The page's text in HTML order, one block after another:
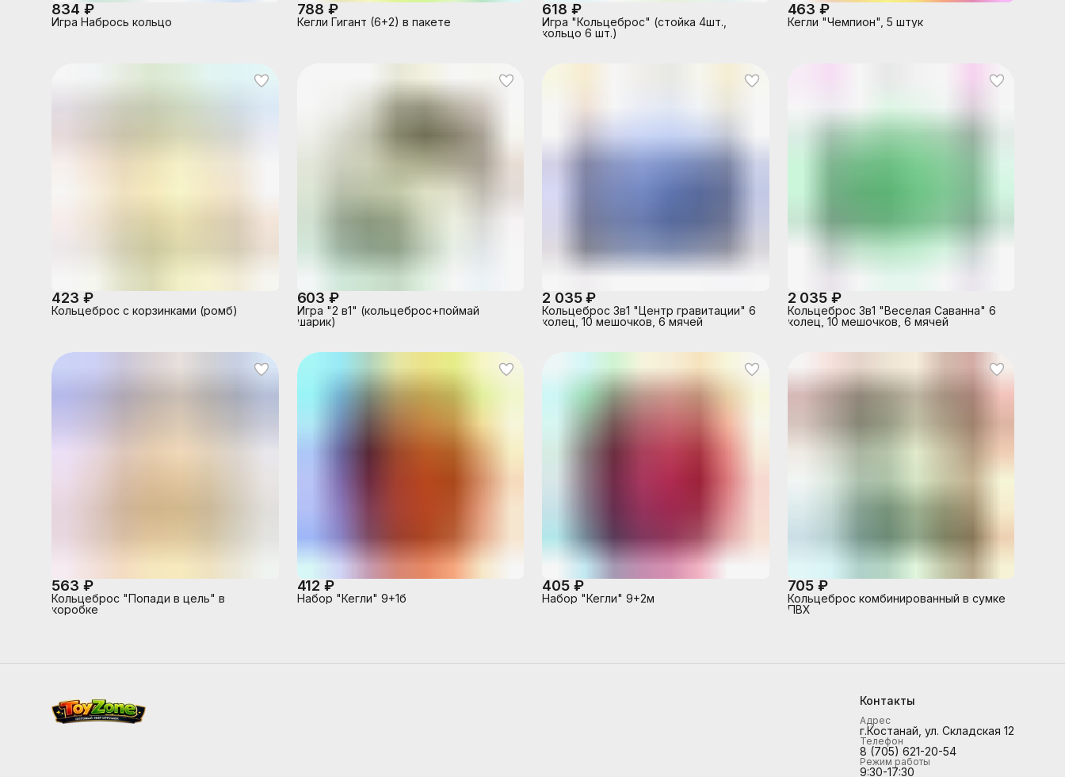
834 ₽
Игра Набрось кольцо
788 ₽
Кегли Гигант (6+2) в пакете
618 ₽
Игра "Кольцеброс" (стойка 4шт.,
кольцо 6 шт.)
463 ₽
Кегли "Чемпион", 5 штук
423 ₽
Кольцеброс с корзинками (ромб)
603 ₽
Игра "2 в1" (кольцеброс+поймай
шарик)
2 035 ₽
Кольцеброс 3в1 "Центр гравитации" 6
колец, 10 мешочков, 6 мячей
2 035 ₽
Кольцеброс 3в1 "Веселая Саванна" 6
колец, 10 мешочков, 6 мячей
563 ₽
Кольцеброс "Попади в цель" в
коробке
412 ₽
Набор "Кегли" 9+1б
405 ₽
Набор "Кегли" 9+2м
705 ₽
Кольцеброс комбинированный в сумке
ПВХ
Контакты
Адрес
г.Костанай, ул. Складская 12
Телефон
8 (705) 621-20-54
Режим работы
9:30-17:30